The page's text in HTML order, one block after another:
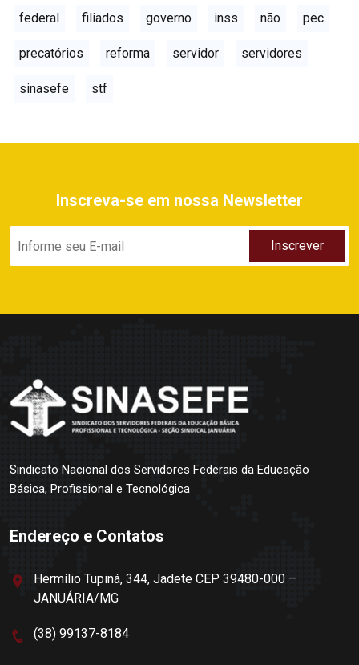
federal filiados governo inss não pec
precatórios reforma servidor servidores
sinasefe stf
Inscreva-se em nossa Newsletter
Sindicato Nacional dos Servidores Federais da Educação
Básica, Profissional e Tecnológica
Endereço e Contatos
Hermílio Tupiná, 344, Jadete CEP 39480-000 –
JANUÁRIA/MG
(38) 99137-8184